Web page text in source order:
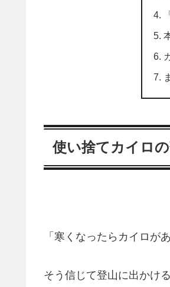
使い捨てカイロ
「寒くなったらカイロが
そう信じて登山に出かけ